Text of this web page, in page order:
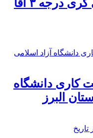
درجه ۳ آقا
کاری دانشگاه
البرز